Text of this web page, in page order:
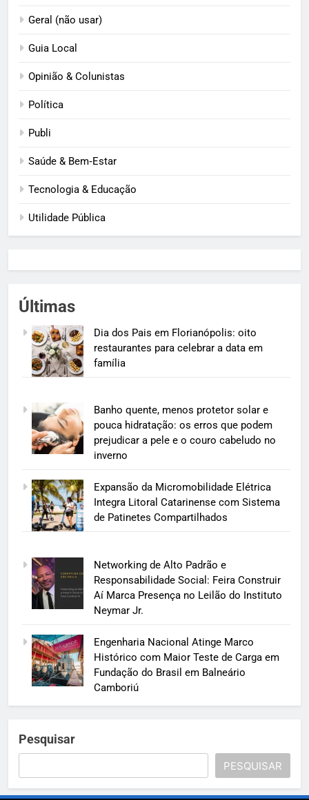
Geral (não usar)
Guia Local
Opinião & Colunistas
Política
Publi
Saúde & Bem‑Estar
Tecnologia & Educação
Utilidade Pública
Últimas
Dia dos Pais em Florianópolis: oito
restaurantes para celebrar a data em
família
Banho quente, menos protetor solar e
pouca hidratação: os erros que podem
prejudicar a pele e o couro cabeludo no
inverno
Expansão da Micromobilidade Elétrica
Integra Litoral Catarinense com Sistema
de Patinetes Compartilhados
Networking de Alto Padrão e
Responsabilidade Social: Feira Construir
Aí Marca Presença no Leilão do Instituto
Neymar Jr.
Engenharia Nacional Atinge Marco
Histórico com Maior Teste de Carga em
Fundação do Brasil em Balneário
Camboriú
Pesquisar
PESQUISAR